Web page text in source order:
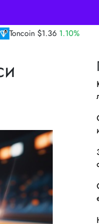
TRON $0.33 0.10%